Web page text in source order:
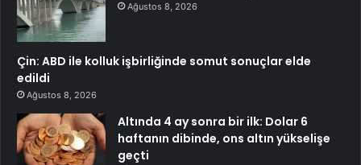
Ağustos 8, 2026
Çin: ABD ile kolluk işbirliğinde somut sonuçlar elde
edildi
Ağustos 8, 2026
Altında 4 ay sonra bir ilk: Dolar 6
haftanın dibinde, ons altın yükselişe
geçti